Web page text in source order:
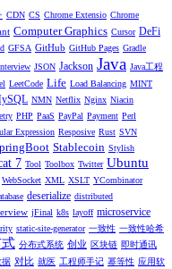
CDN CS Chrome Extensio Chrome
Computer Graphics Cursor DeFi
GFSA GitHub GitHub Pages Gradle
JSON Jackson Java Java工程
LeetCode Life Load Balancing MINT
NMN Netflix Nginx Niacin
PHP PaaS PayPal Payment Perl
Expression Resposive Rust SVN
Stablecoin Stylish
7 Tool Toolbox Twitter Ubuntu
WebSocket XML XSLT YCombinator
deserialize distributed
jFinal k8s layoff microservice
static-site-generator 一致性 一致性哈希
分布式系统 创业 区块链 即时通讯
据 对比 就医 工程师手记 幂等性 应用软